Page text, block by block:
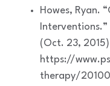
Howes, Ryan.
(Oct. 23, 2015)
https://
therapy/